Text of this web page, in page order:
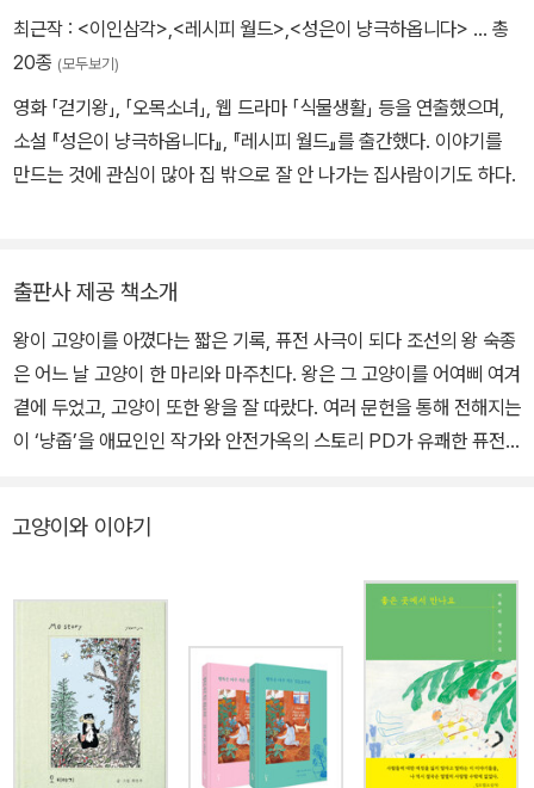
처지에 몰린다.
최근작 : <이인삼각> <레시피 월드> <성은이 냥극하옵니다> … 총
20종 (모두보기)
영화 「걷기왕」, 「오목소녀」, 웹 드라마 「식물생활」 등을 연출했으며,
소설 『성은이 냥극하옵니다』, 『레시피 월드』를 출간했다. 이야기를
만드는 것에 관심이 많아 집 밖으로 잘 안 나가는 집사람이기도 하다.
출판사 제공 책소개
왕이 고양이를 아꼈다는 짧은 기록, 퓨전 사극이 되다 조선의 왕 숙종
은 어느 날 고양이 한 마리와 마주친다. 왕은 그 고양이를 어여삐 여겨
곁에 두었고, 고양이 또한 왕을 잘 따랐다. 여러 문헌을 통해 전해지는
이 ‘냥줍’을 애묘인인 작가와 안전가옥의 스토리 PD가 유쾌한 퓨전
고받는 사람들, 마음에 든 고양이를 돌본 끝에 훌륭하게 확대시킨 사
애묘인은 아무래도 숙종이다. 잃어버린 고양이를 찾으려는 임금의 의
지는 동물을 비롯한 약한 존재들에게 무관심했던 주인공 변상벽의 생
각을 바꾸고, 고양이가 그저 쓸모없는 짐승이라 여기는 잔인한 반역
자의 음모를 파헤치는 계기를 마련한다. 〈걷기왕〉 백승화 감독의 첫
경장편 소설 영화진흥위원회 기획개발지원사업 선정작 《성은이 냥극
하옵니다》는 글로 쓰였음에도 영상이 보이는 듯한 감각적인 연출이
고양이와 이야기